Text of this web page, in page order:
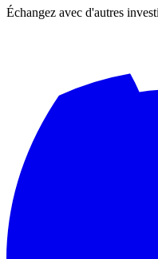
Échangez avec d'autres